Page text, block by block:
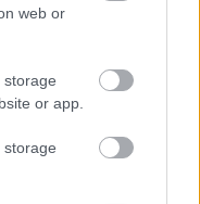
web or
storage
or app.
storage